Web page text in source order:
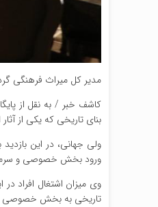
مدیر کل میراث فرهنگی
کاشف خبر / به نقل از
بنای تاریخی که یکی از
ولی جهانی، در این
ورود بخش خصوصی و
وی میزان اشتغال افراد در
تاریخی به بخش خصوصی